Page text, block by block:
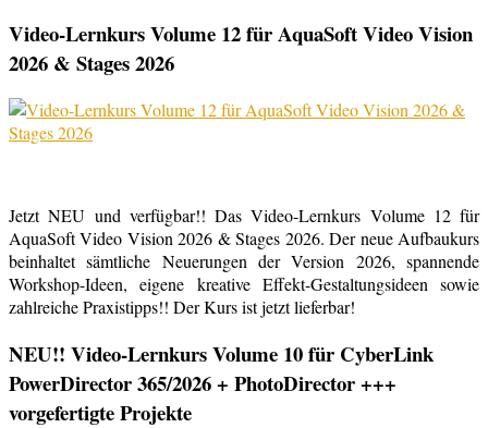
Video-Lernkurs Volume 12 für AquaSoft Video Vision
2026 & Stages 2026
Jetzt NEU und verfügbar!! Das Video-Lernkurs Volume 12 für
AquaSoft Video Vision 2026 & Stages 2026. Der neue Aufbaukurs
beinhaltet sämtliche Neuerungen der Version 2026, spannende
Workshop-Ideen, eigene kreative Effekt-Gestaltungsideen sowie
zahlreiche Praxistipps!! Der Kurs ist jetzt lieferbar!
NEU!! Video-Lernkurs Volume 10 für CyberLink
PowerDirector 365/2026 + PhotoDirector +++
vorgefertigte Projekte